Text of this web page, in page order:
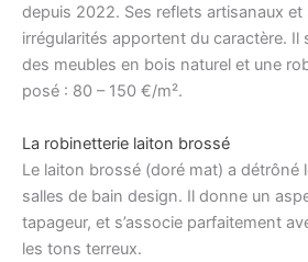
depuis 2022. Ses reflets artisanaux et
irrégularités apportent du caractère. Il
des meubles en bois naturel et une
posé : 80 – 150 €/m².
La robinetterie laiton brossé
Le laiton brossé (doré mat) a détrôné
salles de bain design. Il donne un
tapageur, et s’associe parfaitement
les tons terreux.